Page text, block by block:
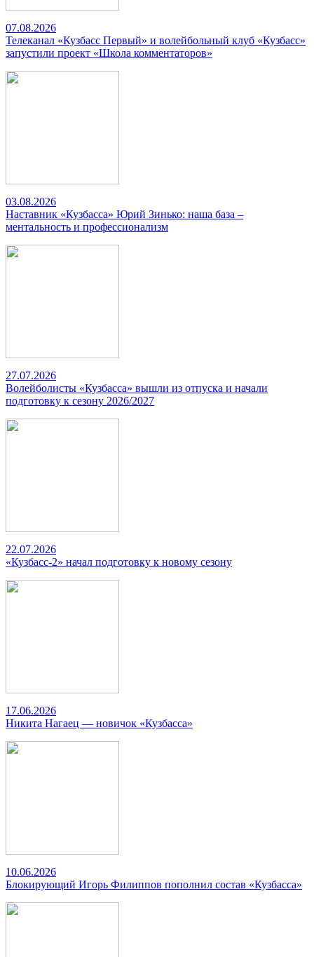
07.08.2026
Телеканал «Кузбасс Первый» и волейбольный клуб «Кузбасс»
запустили проект «Школа комментаторов»
03.08.2026
Наставник «Кузбасса» Юрий Зинько: наша база –
ментальность и профессионализм
27.07.2026
Волейболисты «Кузбасса» вышли из отпуска и начали
подготовку к сезону 2026/2027
22.07.2026
«Кузбасс-2» начал подготовку к новому сезону
17.06.2026
Никита Нагаец — новичок «Кузбасса»
10.06.2026
Блокирующий Игорь Филиппов пополнил состав «Кузбасса»